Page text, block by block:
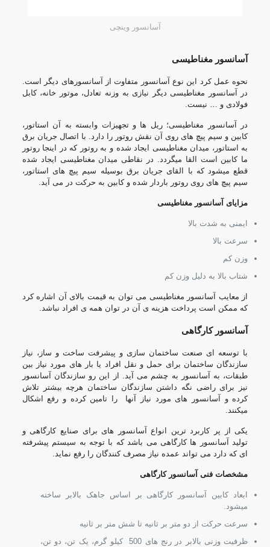
آسانسور وینچی
آسانسور مغناطیسی
نحوه عمل کرد این نوع آسانسور متفاوت از آسانسورهای دیگر است.
در آسانسور مغناطیسی دیگر نیازی به وزنه تعادل، موتور خانه، کابل
فولادی و … نیست.
در آسانسور مغناطیسی؛ ریل ها و تجهیزات وابسته به آن استاتور،
کابین و سیم پیچ های روی آن نقش روتور را دارد. با اتصال جریان برق
به استاتور، میدان مغناطیسی ایجاد شده و به روتور که در اینجا روتور
ما کابین است القا میگردد. در نقاطی میدان مغناطیسی ایجاد شده
قطع میشود که با القای جریان برق بوسیله سیم پیچ های استاتور،
سیم پیچ های روی روتور باردار شده و کابین به حرکت در می آید.
مزایای آسانسور مغناطیسی
ایمنی به شدت بالا
سرعت بالا
وزن کم
شتاب بالا به دلیل وزن کم
از معایب آسانسور مغناطیسی می توان به قیمت بالای آن اشاره کرد
که ممکن است پرداخت هزینه ی آن در توان همه ی افراد نباشد.
آسانسور کارگاهی
با توسعه ای صنعت ساختمان سازی و پیشرفت ساخت و ساز، نیاز
سازندگان ساختمان برای حمل و نقل افراد یا بار های مورد نیاز بین
طبقات، به آسانسور به چشم می آید. از این رو سازندگان آسانسور
نیز برای راضی نگه داشتن سازندگان ساختمان هرچه بیشتر تلاش
کرده و آسانسور های مورد نیاز آنها را تامین کرده و رفع اشکال
میکنند.
یکی از پر کاربرد ترین انواع آسانسور های برای صنایع کارگاهی و
تولید آسانسور ها کارگاهی می باشد که با توجه به سیستم پیشرفته
ای که دارد می تواند عمده نیاز مصرف کنندگان را رفع نماید.
مشخصات فنی آسانسور کارگاهی
ابعاد کابین آسانسور کارگاهی بر اساس جاهک بالابر ساخته
میشود.
سرعت حرکت از دو متر بر ثانیه تا شش متر بر ثانیه
ظرفیت وزنی بالابر در رنج های 500 کیلو گرم، یک تن، دو تن،